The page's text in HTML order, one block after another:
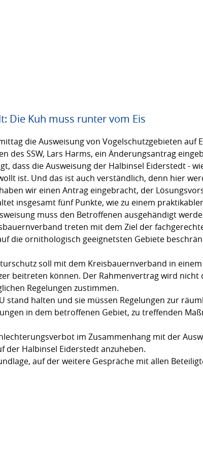
Die Kuh muss runter vom Eis
die Ausweisung von Vogelschutzgebieten auf
des SSW, Lars Harms, ein Änderungsantrag
dass die Ausweisung der Halbinsel Eiderstedt -
ist. Und das ist auch verständlich, denn hier
wir einen Antrag eingebracht, der
insgesamt fünf Punkte, wie zu einem
muss den Betroffenen ausgehändigt
treten mit dem Ziel der
die ornithologisch geeignetsten Gebiete
soll mit dem Kreisbauernverband in
beitreten können. Der Rahmenvertrag wird nicht
Regelungen zustimmen.
stand halten und sie müssen Regelungen zur
in dem betroffenen Gebiet, zu treffenden
im Zusammenhang mit der
der Halbinsel Eiderstedt anzuheben.
auf der weitere Gespräche mit allen